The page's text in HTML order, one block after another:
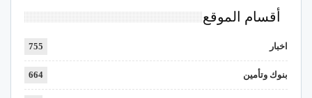
أقسام الموقع
اخبار 755
بنوك وتأمين 664